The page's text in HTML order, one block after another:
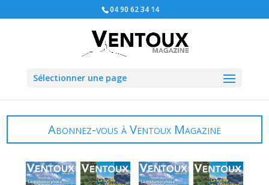
04 90 62 34 14
Sélectionner une page
Abonnez-vous à Ventoux Magazine